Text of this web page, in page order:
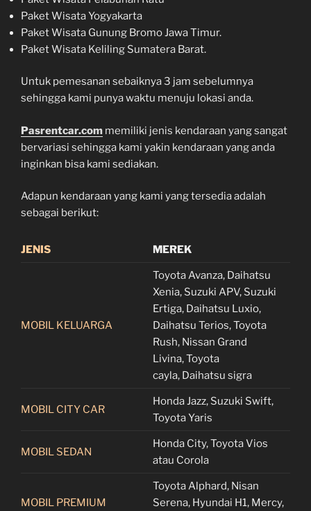
Paket Wisata Yogyakarta
Paket Wisata Gunung Bromo Jawa Timur.
Paket Wisata Keliling Sumatera Barat.
Untuk pemesanan sebaiknya 3 jam sebelumnya
sehingga kami punya waktu menuju lokasi anda.
Pasrentcar.com memiliki jenis kendaraan yang sangat
bervariasi sehingga kami yakin kendaraan yang anda
inginkan bisa kami sediakan.
Adapun kendaraan yang kami yang tersedia adalah
sebagai berikut:
JENIS MEREK
MOBIL KELUARGA
Toyota Avanza, Daihatsu
Xenia, Suzuki APV, Suzuki
Ertiga, Daihatsu Luxio,
Daihatsu Terios, Toyota
Rush, Nissan Grand
Livina, Toyota
cayla, Daihatsu sigra
MOBIL CITY CAR
Honda Jazz, Suzuki Swift,
Toyota Yaris
MOBIL SEDAN
Honda City, Toyota Vios
atau Corola
MOBIL PREMIUM
Toyota Alphard, Nisan
Serena, Hyundai H1, Mercy,